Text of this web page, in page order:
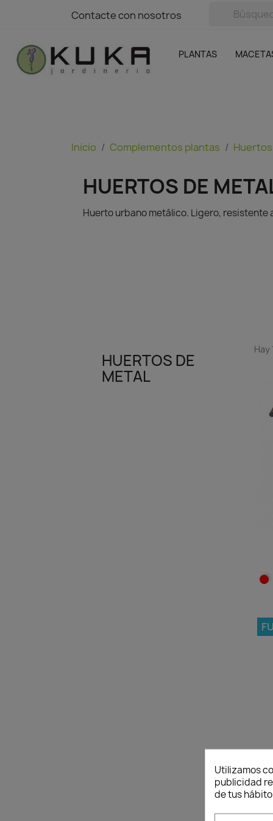
Contacte con nosotros
Contacte con nosotros
PLANTAS
SIN GASTOS DE ENVÍO
Inicio Complementos plantas
HUERTOS DE
Huerto urbano metálico. Ligero, resistente
HUERTOS DE
METAL
Hay
Utilizamos
publicidad
de tus